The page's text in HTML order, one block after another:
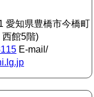
愛知県豊橋市今橋町
西館5階)
E-mail/